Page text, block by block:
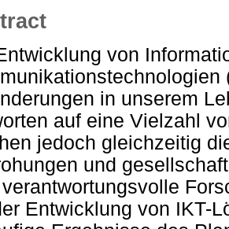
von
in unserem
auf eine Vielzahl
jedoch gleichzeitig
und
Entwicklung von IKT-